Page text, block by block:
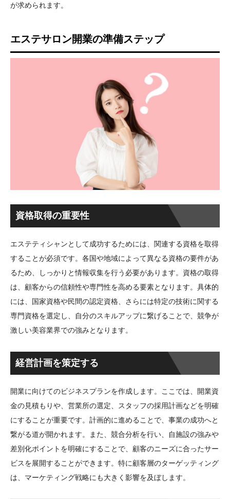
が求められます。
エステサロン開業の準備ステップ
資格取得の重要性
エステティシャンとして成功するためには、関連する資格を取得
することが必須です。各国や地域によって異なる資格の要件があ
るため、しっかりと情報収集を行う必要があります。資格の取得
は、顧客からの信頼性や専門性を高める要素となります。具体的
には、国家資格や民間の認定資格、さらには特定の技術に関する
専門資格を選定し、自分のスキルアップに繋げることで、競争が
激しい美容業界での強みとなります。
経営計画を策定する
開業に向けてのビジネスプランを作成します。ここでは、開業資
金の見積もりや、営業所の選定、スタッフの採用計画などを明確
にすることが重要です。計画的に進めることで、事業の成功へと
繋がる道が開かれます。また、競合分析を行い、自施設の強みや
差別化ポイントを明確にすることで、顧客のニーズに合ったサー
ビスを展開することができます。特に顧客層のターゲッティング
は、マーケティング戦略にも大きく影響を及ぼします。